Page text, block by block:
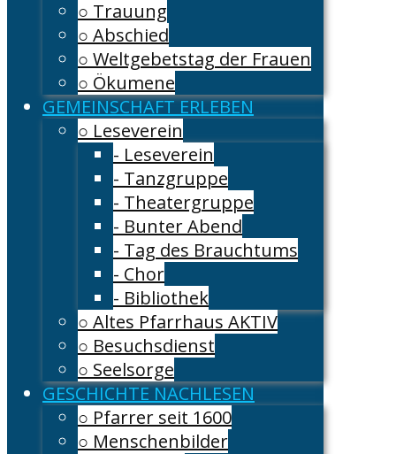
○ Trauung
○ Abschied
○ Weltgebetstag der Frauen
○ Ökumene
GEMEINSCHAFT ERLEBEN
○ Leseverein
- Leseverein
- Tanzgruppe
- Theatergruppe
- Bunter Abend
- Tag des Brauchtums
- Chor
- Bibliothek
○ Altes Pfarrhaus AKTIV
○ Besuchsdienst
○ Seelsorge
GESCHICHTE NACHLESEN
○ Pfarrer seit 1600
○ Menschenbilder